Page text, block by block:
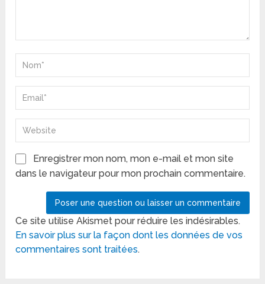
Enregistrer mon nom, mon e-mail et mon site
dans le navigateur pour mon prochain commentaire.
Ce site utilise Akismet pour réduire les indésirables.
En savoir plus sur la façon dont les données de vos
commentaires sont traitées.